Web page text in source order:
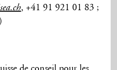
, +41 91 921 01 83 ;